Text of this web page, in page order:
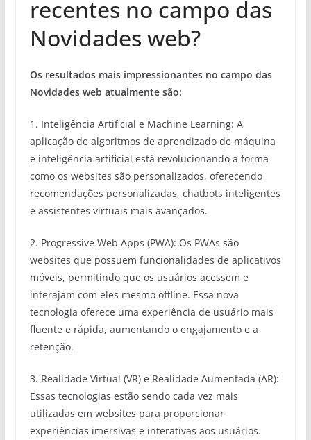
recentes no campo das
Novidades web?
Os resultados mais impressionantes no campo das
Novidades web atualmente são:
1. Inteligência Artificial e Machine Learning: A
aplicação de algoritmos de aprendizado de máquina
e inteligência artificial está revolucionando a forma
como os websites são personalizados, oferecendo
recomendações personalizadas, chatbots inteligentes
e assistentes virtuais mais avançados.
2. Progressive Web Apps (PWA): Os PWAs são
websites que possuem funcionalidades de aplicativos
móveis, permitindo que os usuários acessem e
interajam com eles mesmo offline. Essa nova
tecnologia oferece uma experiência de usuário mais
fluente e rápida, aumentando o engajamento e a
retenção.
3. Realidade Virtual (VR) e Realidade Aumentada (AR):
Essas tecnologias estão sendo cada vez mais
utilizadas em websites para proporcionar
experiências imersivas e interativas aos usuários.